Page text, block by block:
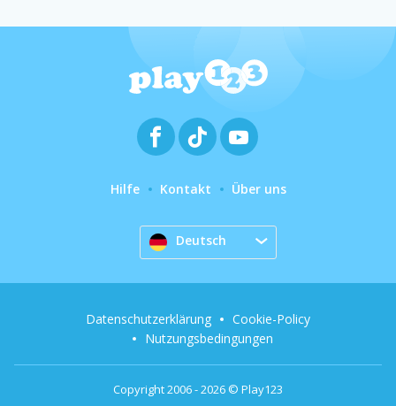
Hilfe Kontakt Über uns
Deutsch
Copyright 2006 - 2026 © Play123
Datenschutzerklärung
Cookie-Policy
Nutzungsbedingungen